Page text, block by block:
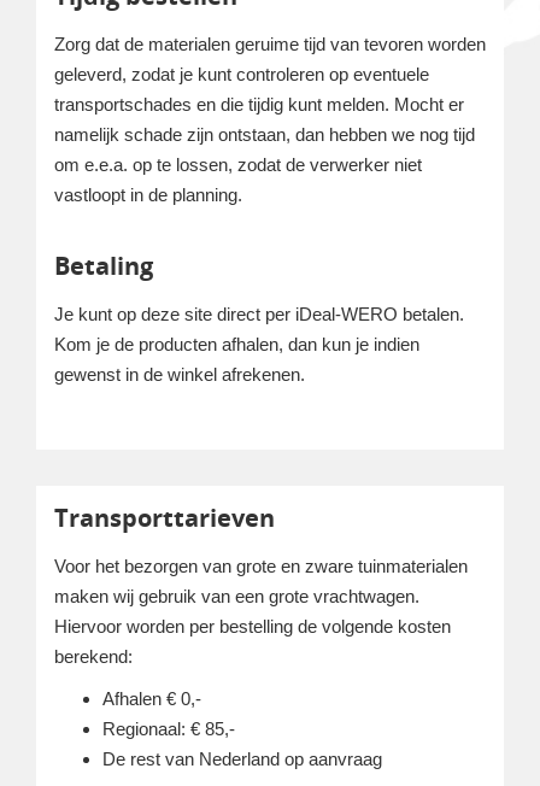
Zorg dat de materialen geruime tijd van tevoren worden
geleverd, zodat je kunt controleren op eventuele
transportschades en die tijdig kunt melden. Mocht er
namelijk schade zijn ontstaan, dan hebben we nog tijd
om e.e.a. op te lossen, zodat de verwerker niet
vastloopt in de planning.
Betaling
Je kunt op deze site direct per iDeal-WERO betalen.
Kom je de producten afhalen, dan kun je indien
gewenst in de winkel afrekenen.
Transporttarieven
Voor het bezorgen van grote en zware tuinmaterialen
maken wij gebruik van een grote vrachtwagen.
Hiervoor worden per bestelling de volgende kosten
berekend:
Afhalen € 0,-
Regionaal: € 85,-
De rest van Nederland op aanvraag